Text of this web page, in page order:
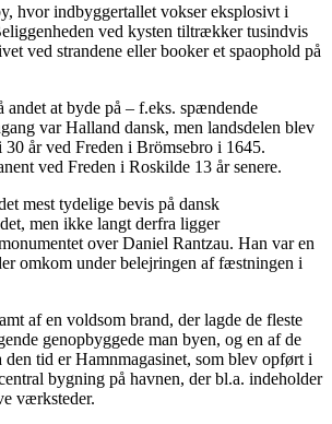
hvor indbyggertallet vokser eksplosivt i
ved kysten tiltrækker tusindvis
ved strandene eller booker et spaophold på
andet at byde på – f.eks. spændende
var Halland dansk, men landsdelen blev
30 år ved Freden i Brömsebro i 1645.
ved Freden i Roskilde 13 år senere.
mest tydelige bevis på dansk
men ikke langt derfra ligger
over Daniel Rantzau. Han var en
omkom under belejringen af fæstningen i
af en voldsom brand, der lagde de fleste
genopbyggede man byen, og en af de
tid er Hamnmagasinet, som blev opført i
bygning på havnen, der bl.a. indeholder
værksteder.